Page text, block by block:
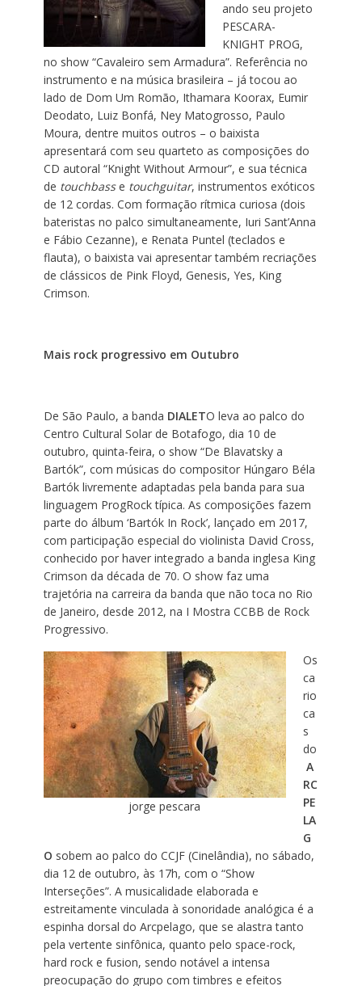
ando seu projeto
PESCARA-
KNIGHT PROG,
no show “Cavaleiro sem Armadura”. Referência no
instrumento e na música brasileira – já tocou ao
lado de Dom Um Romão, Ithamara Koorax, Eumir
Deodato, Luiz Bonfá, Ney Matogrosso, Paulo
Moura, dentre muitos outros – o baixista
apresentará com seu quarteto as composições do
CD autoral “Knight Without Armour”, e sua técnica
de touchbass e touchguitar, instrumentos exóticos
de 12 cordas. Com formação rítmica curiosa (dois
bateristas no palco simultaneamente, Iuri Sant’Anna
e Fábio Cezanne), e Renata Puntel (teclados e
flauta), o baixista vai apresentar também recriações
de clássicos de Pink Floyd, Genesis, Yes, King
Crimson.
Mais rock progressivo em Outubro
De São Paulo, a banda DIALETO leva ao palco do
Centro Cultural Solar de Botafogo, dia 10 de
outubro, quinta-feira, o show “De Blavatsky a
Bartók”, com músicas do compositor Húngaro Béla
Bartók livremente adaptadas pela banda para sua
linguagem ProgRock típica. As composições fazem
parte do álbum ‘Bartók In Rock’, lançado em 2017,
com participação especial do violinista David Cross,
conhecido por haver integrado a banda inglesa King
Crimson da década de 70. O show faz uma
trajetória na carreira da banda que não toca no Rio
de Janeiro, desde 2012, na I Mostra CCBB de Rock
Progressivo.
jorge pescara
Os
ca
rio
ca
s
do
A
RC
PE
LA
G
O sobem ao palco do CCJF (Cinelândia), no sábado,
dia 12 de outubro, às 17h, com o “Show
Interseções”. A musicalidade elaborada e
estreitamente vinculada à sonoridade analógica é a
espinha dorsal do Arcpelago, que se alastra tanto
pela vertente sinfônica, quanto pelo space-rock,
hard rock e fusion, sendo notável a intensa
preocupação do grupo com timbres e efeitos